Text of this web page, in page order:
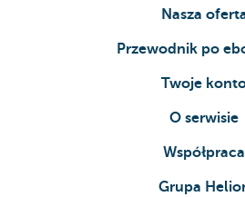
Nasza
Przewodnik po
Twoje
O serwisie
Współpraca
Grupa